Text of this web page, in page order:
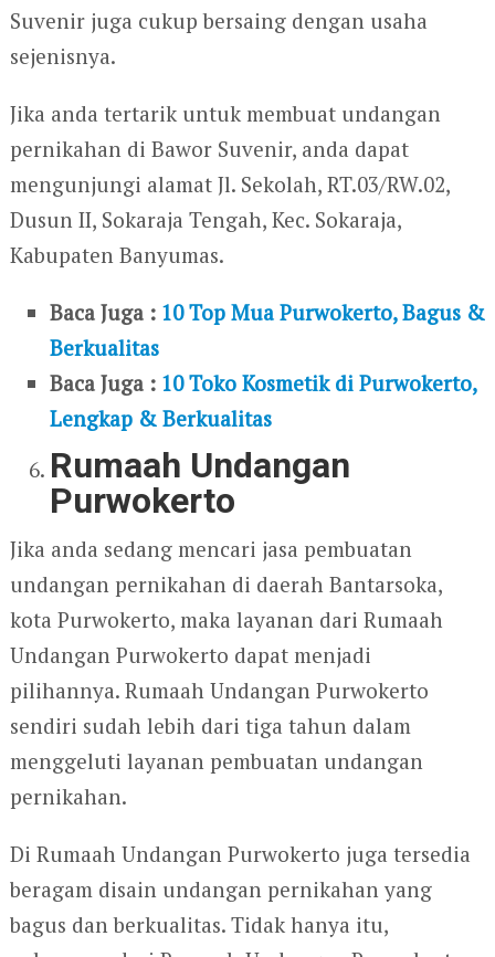
Suvenir juga cukup bersaing dengan usaha
sejenisnya.
Jika anda tertarik untuk membuat undangan
pernikahan di Bawor Suvenir, anda dapat
mengunjungi alamat Jl. Sekolah, RT.03/RW.02,
Dusun II, Sokaraja Tengah, Kec. Sokaraja,
Kabupaten Banyumas.
Baca Juga : 10 Top Mua Purwokerto, Bagus &
Berkualitas
Baca Juga : 10 Toko Kosmetik di Purwokerto,
Lengkap & Berkualitas
Rumaah Undangan
Purwokerto
Jika anda sedang mencari jasa pembuatan
undangan pernikahan di daerah Bantarsoka,
kota Purwokerto, maka layanan dari Rumaah
Undangan Purwokerto dapat menjadi
pilihannya. Rumaah Undangan Purwokerto
sendiri sudah lebih dari tiga tahun dalam
menggeluti layanan pembuatan undangan
pernikahan.
Di Rumaah Undangan Purwokerto juga tersedia
beragam disain undangan pernikahan yang
bagus dan berkualitas. Tidak hanya itu,